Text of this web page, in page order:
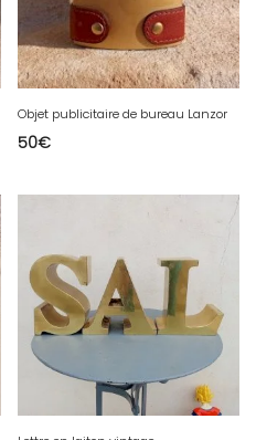
Objet publicitaire de bureau Lanzor
50€